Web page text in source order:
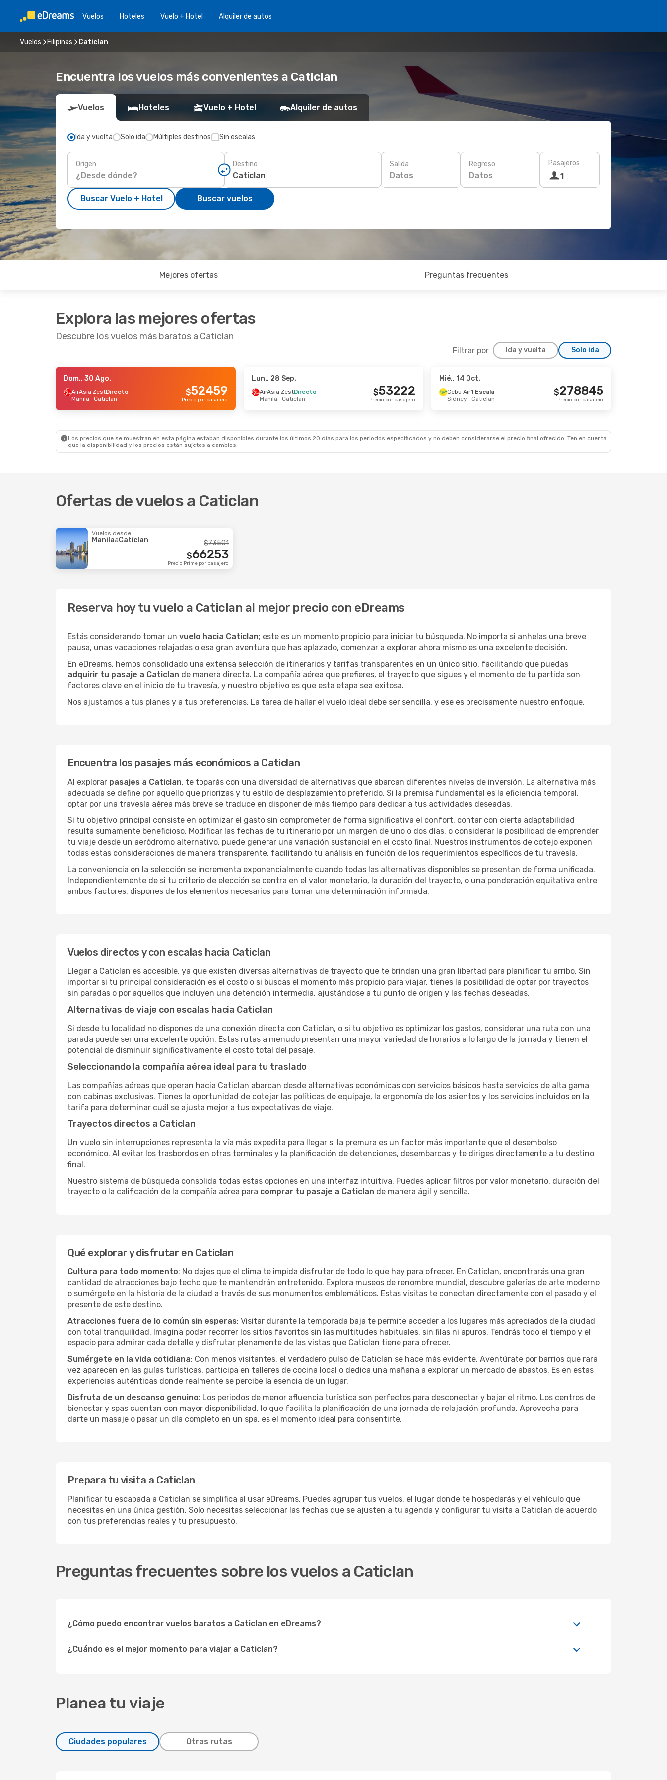
Vuelos Hoteles Vuelo + Hotel Alquiler de autos
Vuelos Filipinas Caticlan
Encuentra los vuelos más convenientes a Caticlan
Vuelos Hoteles Vuelo + Hotel Alquiler de autos
Ida y vuelta Solo ida Múltiples destinos Sin escalas
Origen Destino Salida
Datos
Regreso
Datos
Pasajeros
1
Buscar Vuelo + Hotel Buscar vuelos
Mejores ofertas Preguntas frecuentes
Explora las mejores ofertas
Descubre los vuelos más baratos a Caticlan
Filtrar por Ida y vuelta Solo ida
- Dom., 30 Ago.
Directo
- Caticlan
76488
Dom., 30 Ago.
AirAsia ZestDirecto
Manila- Caticlan
52459
$
Precio por pasajero
Lun., 28 Sep.
AirAsia ZestDirecto
Manila- Caticlan
53222
$
Precio por pasajero
Mié., 14 Oct.
Cebu Air1 Escala
Sídney- Caticlan
278845
$
Precio por pasajero
Los precios que se muestran en esta página estaban disponibles durante los últimos 20 días para los periodos especificados y no deben considerarse el precio final ofrecido. Ten en cuenta
que la disponibilidad y los precios están sujetos a cambios.
Ofertas de vuelos a Caticlan
Vuelos desde
ManilaaCaticlan 73501
$
66253
$
Precio Prime por pasajero
Reserva hoy tu vuelo a Caticlan al mejor precio con eDreams
Estás considerando tomar un vuelo hacia Caticlan; este es un momento propicio para iniciar tu búsqueda. No importa si anhelas una breve
pausa, unas vacaciones relajadas o esa gran aventura que has aplazado, comenzar a explorar ahora mismo es una excelente decisión.
En eDreams, hemos consolidado una extensa selección de itinerarios y tarifas transparentes en un único sitio, facilitando que puedas
adquirir tu pasaje a Caticlan de manera directa. La compañía aérea que prefieres, el trayecto que sigues y el momento de tu partida son
factores clave en el inicio de tu travesía, y nuestro objetivo es que esta etapa sea exitosa.
Nos ajustamos a tus planes y a tus preferencias. La tarea de hallar el vuelo ideal debe ser sencilla, y ese es precisamente nuestro enfoque.
Encuentra los pasajes más económicos a Caticlan
Al explorar pasajes a Caticlan, te toparás con una diversidad de alternativas que abarcan diferentes niveles de inversión. La alternativa más
adecuada se define por aquello que priorizas y tu estilo de desplazamiento preferido. Si la premisa fundamental es la eficiencia temporal,
optar por una travesía aérea más breve se traduce en disponer de más tiempo para dedicar a tus actividades deseadas.
Si tu objetivo principal consiste en optimizar el gasto sin comprometer de forma significativa el confort, contar con cierta adaptabilidad
resulta sumamente beneficioso. Modificar las fechas de tu itinerario por un margen de uno o dos días, o considerar la posibilidad de emprender
tu viaje desde un aeródromo alternativo, puede generar una variación sustancial en el costo final. Nuestros instrumentos de cotejo exponen
todas estas consideraciones de manera transparente, facilitando tu análisis en función de los requerimientos específicos de tu travesía.
La conveniencia en la selección se incrementa exponencialmente cuando todas las alternativas disponibles se presentan de forma unificada.
Independientemente de si tu criterio de elección se centra en el valor monetario, la duración del trayecto, o una ponderación equitativa entre
ambos factores, dispones de los elementos necesarios para tomar una determinación informada.
Vuelos directos y con escalas hacia Caticlan
Llegar a Caticlan es accesible, ya que existen diversas alternativas de trayecto que te brindan una gran libertad para planificar tu arribo. Sin
importar si tu principal consideración es el costo o si buscas el momento más propicio para viajar, tienes la posibilidad de optar por trayectos
sin paradas o por aquellos que incluyen una detención intermedia, ajustándose a tu punto de origen y las fechas deseadas.
Alternativas de viaje con escalas hacia Caticlan
Si desde tu localidad no dispones de una conexión directa con Caticlan, o si tu objetivo es optimizar los gastos, considerar una ruta con una
parada puede ser una excelente opción. Estas rutas a menudo presentan una mayor variedad de horarios a lo largo de la jornada y tienen el
potencial de disminuir significativamente el costo total del pasaje.
Seleccionando la compañía aérea ideal para tu traslado
Las compañías aéreas que operan hacia Caticlan abarcan desde alternativas económicas con servicios básicos hasta servicios de alta gama
con cabinas exclusivas. Tienes la oportunidad de cotejar las políticas de equipaje, la ergonomía de los asientos y los servicios incluidos en la
tarifa para determinar cuál se ajusta mejor a tus expectativas de viaje.
Trayectos directos a Caticlan
Un vuelo sin interrupciones representa la vía más expedita para llegar si la premura es un factor más importante que el desembolso
económico. Al evitar los trasbordos en otras terminales y la planificación de detenciones, desembarcas y te diriges directamente a tu destino
final.
Nuestro sistema de búsqueda consolida todas estas opciones en una interfaz intuitiva. Puedes aplicar filtros por valor monetario, duración del
trayecto o la calificación de la compañía aérea para comprar tu pasaje a Caticlan de manera ágil y sencilla.
Qué explorar y disfrutar en Caticlan
Cultura para todo momento: No dejes que el clima te impida disfrutar de todo lo que hay para ofrecer. En Caticlan, encontrarás una gran
cantidad de atracciones bajo techo que te mantendrán entretenido. Explora museos de renombre mundial, descubre galerías de arte moderno
o sumérgete en la historia de la ciudad a través de sus monumentos emblemáticos. Estas visitas te conectan directamente con el pasado y el
presente de este destino.
Atracciones fuera de lo común sin esperas: Visitar durante la temporada baja te permite acceder a los lugares más apreciados de la ciudad
con total tranquilidad. Imagina poder recorrer los sitios favoritos sin las multitudes habituales, sin filas ni apuros. Tendrás todo el tiempo y el
espacio para admirar cada detalle y disfrutar plenamente de las vistas que Caticlan tiene para ofrecer.
Sumérgete en la vida cotidiana: Con menos visitantes, el verdadero pulso de Caticlan se hace más evidente. Aventúrate por barrios que rara
vez aparecen en las guías turísticas, participa en talleres de cocina local o dedica una mañana a explorar un mercado de abastos. Es en estas
experiencias auténticas donde realmente se percibe la esencia de un lugar.
Disfruta de un descanso genuino: Los periodos de menor afluencia turística son perfectos para desconectar y bajar el ritmo. Los centros de
bienestar y spas cuentan con mayor disponibilidad, lo que facilita la planificación de una jornada de relajación profunda. Aprovecha para
darte un masaje o pasar un día completo en un spa, es el momento ideal para consentirte.
Prepara tu visita a Caticlan
Planificar tu escapada a Caticlan se simplifica al usar eDreams. Puedes agrupar tus vuelos, el lugar donde te hospedarás y el vehículo que
necesitas en una única gestión. Solo necesitas seleccionar las fechas que se ajusten a tu agenda y configurar tu visita a Caticlan de acuerdo
con tus preferencias reales y tu presupuesto.
Preguntas frecuentes sobre los vuelos a Caticlan
¿Cómo puedo encontrar vuelos baratos a Caticlan en eDreams?
¿Cuándo es el mejor momento para viajar a Caticlan?
Planea tu viaje
Ciudades populares Otras rutas